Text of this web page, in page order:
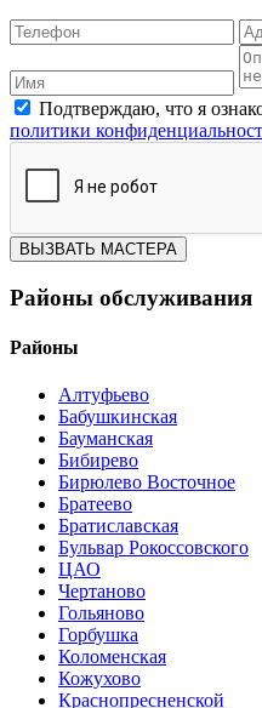
Подтверждаю, что я
политики
ВЫЗВАТЬ МАСТЕРА
Районы обслуживания
Районы
Алтуфьево
Бабушкинская
Бауманская
Бибирево
Бирюлево Восточное
Братеево
Братиславская
Бульвар Рокоссовского
ЦАО
Чертаново
Гольяново
Горбушка
Коломенская
Кожухово
Краснопресненской